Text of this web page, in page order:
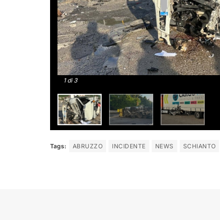
1di 3
Tags: ABRUZZO INCIDENTE NEWS SCHIANTO